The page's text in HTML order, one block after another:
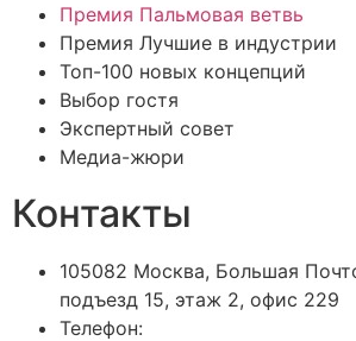
Премия Пальмовая ветвь
Премия Лучшие в индустрии
Топ-100 новых концепций
Выбор гостя
Экспертный совет
Медиа-жюри
Контакты
105082 Москва, Большая
подъезд 15, этаж 2, офис 229
Телефон: